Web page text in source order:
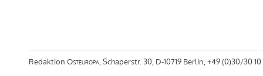
Redaktion Osteuropa, Schaperstr. 30, D-10719 Berlin, +49 (0)30/30